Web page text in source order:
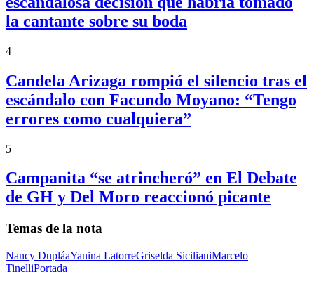
la cantante sobre su boda
4
Candela Arizaga rompió el silencio tras el
escándalo con Facundo Moyano: “Tengo
errores como cualquiera”
5
Campanita “se atrincheró” en El Debate
de GH y Del Moro reaccionó picante
Temas de la nota
Nancy DupláaYanina LatorreGriselda SicilianiMarcelo
TinelliPortada